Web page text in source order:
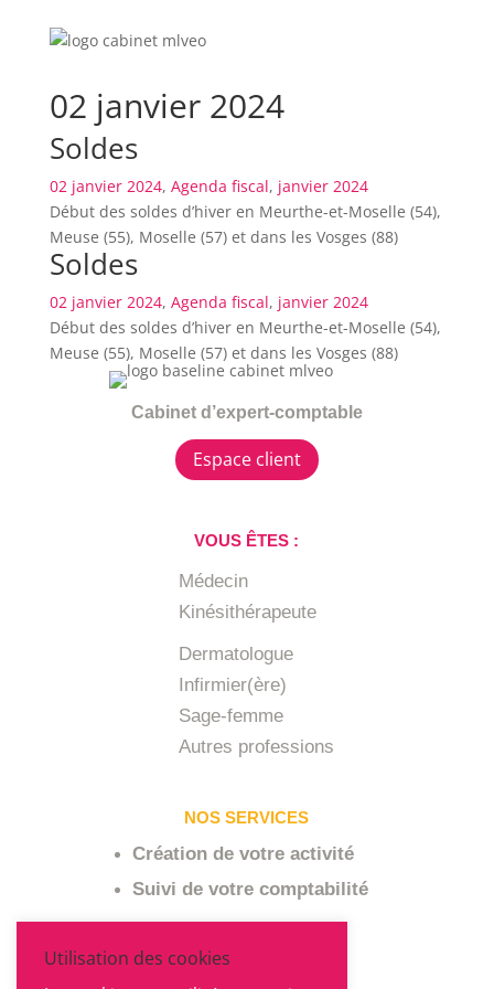
02 janvier 2024
Soldes
02 janvier 2024, Agenda fiscal, janvier 2024
Début des soldes d’hiver en Meurthe-et-Moselle (54),
Meuse (55), Moselle (57) et dans les Vosges (88)
Soldes
02 janvier 2024, Agenda fiscal, janvier 2024
Début des soldes d’hiver en Meurthe-et-Moselle (54),
Meuse (55), Moselle (57) et dans les Vosges (88)
Cabinet d’expert-comptable
Espace client
VOUS ÊTES :
Médecin
Kinésithérapeute
Dermatologue
Infirmier(ère)
Sage-femme
Autres professions
NOS SERVICES
Création de votre activité
Suivi de votre comptabilité
A PROPOS
Utilisation des cookies